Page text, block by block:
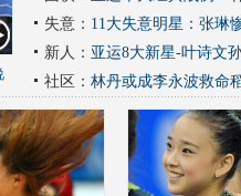
失意： 11大失意明星：张琳
新人： 亚运8大新星-叶诗文
社区： 林丹或成李永波救命